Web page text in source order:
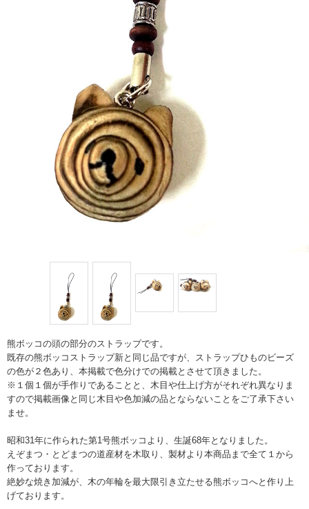
熊ボッコの頭の部分のストラップです。
既存の熊ボッコストラップ新と同じ品ですが、ストラップひものビーズ
の色が２色あり、本掲載で色分けでの掲載とさせて頂きました。
※１個１個が手作りであることと、木目や仕上げ方がそれぞれ異なりま
すので掲載画像と同じ木目や色加減の品とならないことをご了承下さい
ませ。
昭和31年に作られた第1号熊ボッコより、生誕68年となりました。
えぞまつ・とどまつの道産材を木取り、製材より本商品まで全て１から
作っております。
絶妙な焼き加減が、木の年輪を最大限引き立たせる熊ボッコへと作り上
げております。